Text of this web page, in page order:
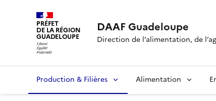
PRÉFET
DE LA RÉGION
GUADELOUPE
DAAF Guadeloupe
Direction de l’alimentation, de
Production & Filières Alimentation